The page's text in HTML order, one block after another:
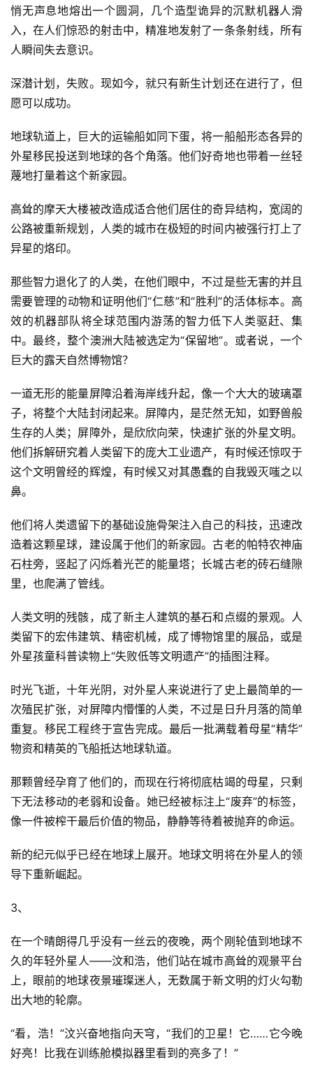
悄无声息地熔出一个圆洞，几个造型诡异的沉默机器人滑
入，在人们惊恐的射击中，精准地发射了一条条射线，所有
人瞬间失去意识。
深潜计划，失败。现如今，就只有新生计划还在进行了，但
愿可以成功。
地球轨道上，巨大的运输船如同下蛋，将一船船形态各异的
外星移民投送到地球的各个角落。他们好奇地也带着一丝轻
蔑地打量着这个新家园。
高耸的摩天大楼被改造成适合他们居住的奇异结构，宽阔的
公路被重新规划，人类的城市在极短的时间内被强行打上了
异星的烙印。
那些智力退化了的人类，在他们眼中，不过是些无害的并且
需要管理的动物和证明他们“仁慈”和“胜利”的活体标本。高
效的机器部队将全球范围内游荡的智力低下人类驱赶、集
中。最终，整个澳洲大陆被选定为“保留地”。或者说，一个
巨大的露天自然博物馆？
一道无形的能量屏障沿着海岸线升起，像一个大大的玻璃罩
子，将整个大陆封闭起来。屏障内，是茫然无知，如野兽般
生存的人类；屏障外，是欣欣向荣，快速扩张的外星文明。
他们拆解研究着人类留下的庞大工业遗产，有时候还惊叹于
这个文明曾经的辉煌，有时候又对其愚蠢的自我毁灭嗤之以
鼻。
他们将人类遗留下的基础设施骨架注入自己的科技，迅速改
造着这颗星球，建设属于他们的新家园。古老的帕特农神庙
石柱旁，竖起了闪烁着光芒的能量塔；长城古老的砖石缝隙
里，也爬满了管线。
人类文明的残骸，成了新主人建筑的基石和点缀的景观。人
类留下的宏伟建筑、精密机械，成了博物馆里的展品，或是
外星孩童科普读物上“失败低等文明遗产”的插图注释。
时光飞逝，十年光阴，对外星人来说进行了史上最简单的一
次殖民扩张，对屏障内懵懂的人类，不过是日升月落的简单
重复。移民工程终于宣告完成。最后一批满载着母星“精华”
物资和精英的飞船抵达地球轨道。
那颗曾经孕育了他们的，而现在行将彻底枯竭的母星，只剩
下无法移动的老弱和设备。她已经被标注上“废弃”的标签，
像一件被榨干最后价值的物品，静静等待着被抛弃的命运。
新的纪元似乎已经在地球上展开。地球文明将在外星人的领
导下重新崛起。
3、
在一个晴朗得几乎没有一丝云的夜晚，两个刚轮值到地球不
久的年轻外星人——汶和浩，他们站在城市高耸的观景平台
上，眼前的地球夜景璀璨迷人，无数属于新文明的灯火勾勒
出大地的轮廓。
“看，浩！”汶兴奋地指向天穹，“我们的卫星！它……它今晚
好亮！比我在训练舱模拟器里看到的亮多了！”